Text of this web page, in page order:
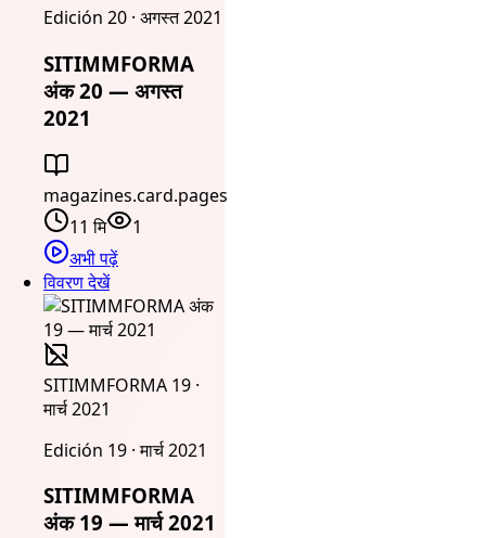
Edición 20 · अगस्त 2021
SITIMMFORMA
अंक 20 — अगस्त
2021
magazines.card.pages
11 मि
1
अभी पढ़ें
विवरण देखें
SITIMMFORMA 19 ·
मार्च 2021
Edición 19 · मार्च 2021
SITIMMFORMA
अंक 19 — मार्च 2021